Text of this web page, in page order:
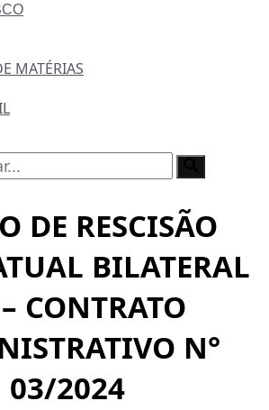
MATÉRIAS
DE RESCISÃO
BILATERAL
CONTRATO
N°
03/2024